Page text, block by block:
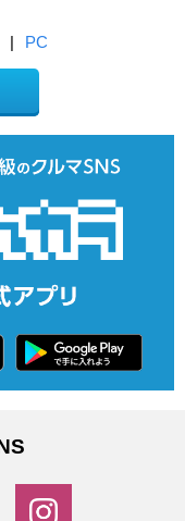
| PC